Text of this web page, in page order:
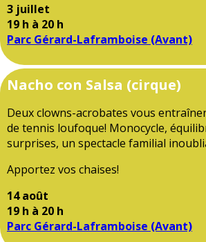
3 juillet
19 h à 20 h
Parc Gérard-Laframboise (Avant)
Nacho con Salsa (cirque)
Deux clowns-acrobates vous
de tennis loufoque! Monocycle,
surprises, un spectacle familial
Apportez vos chaises!
14 août
19 h à 20 h
Parc Gérard-Laframboise (Avant)